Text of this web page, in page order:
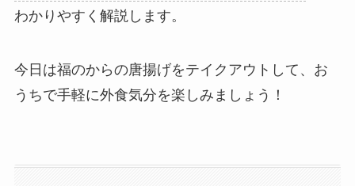
わかりやすく解説します。
今日は福のからの唐揚げをテイクアウトして、お
うちで手軽に外食気分を楽しみましょう！